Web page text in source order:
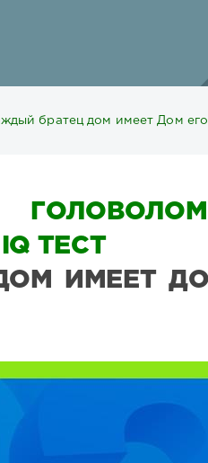
братец дом имеет Дом
ТЕСТ
ИМЕЕТ